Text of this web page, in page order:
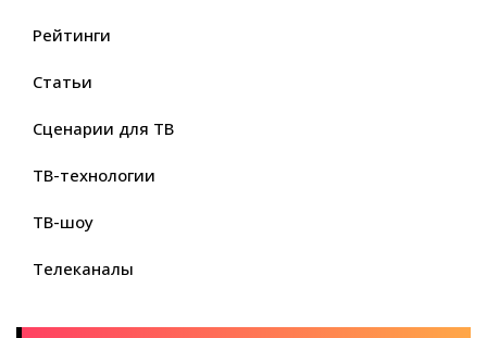
Рейтинги
Статьи
Сценарии для ТВ
ТВ-технологии
ТВ-шоу
Телеканалы